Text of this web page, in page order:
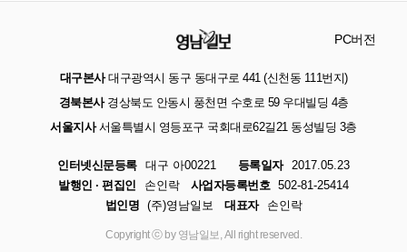
PC버전
대구본사대구광역시 동구 동대구로 441 (신천동 111번지)
경북본사경상북도 안동시 풍천면 수호로 59 우대빌딩 4층
서울지사서울특별시 영등포구 국회대로62길21 동성빌딩 3층
인터넷신문등록 대구 아00221 등록일자
2017.05.23
발행인 · 편집인
손인락 사업자등록번호 502-81-25414
법인명 (주)영남일보 대표자 손인락
Copyright ⓒ by 영남일보, All right reserved.